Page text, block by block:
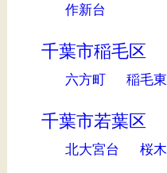
作新台
千葉市稲毛区
六方町 稲毛東
千葉市若葉区
北大宮台 桜木